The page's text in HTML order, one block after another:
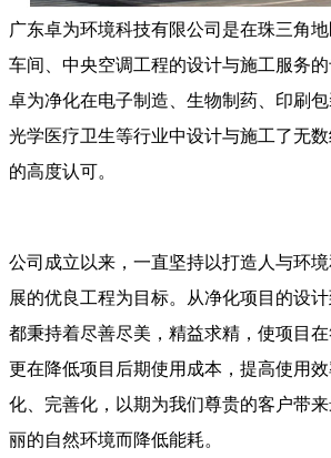
广东卓为环境科技有限公司是在珠三角
车间、中央空调工程的设计与施工服务的
卓为净化在电子制造、生物制药、印刷
光学医疗卫生等行业中设计与施工了无
的高度认可。
公司成立以来，一直坚持以打造人与环
展的优良工程为目标。从净化项目的设
都秉持着尽善尽美，精益求精，使项目在
更在降低项目后期使用成本，提高使用
化、完善化，以期为我们尊贵的客户带
丽的自然环境而降低能耗。